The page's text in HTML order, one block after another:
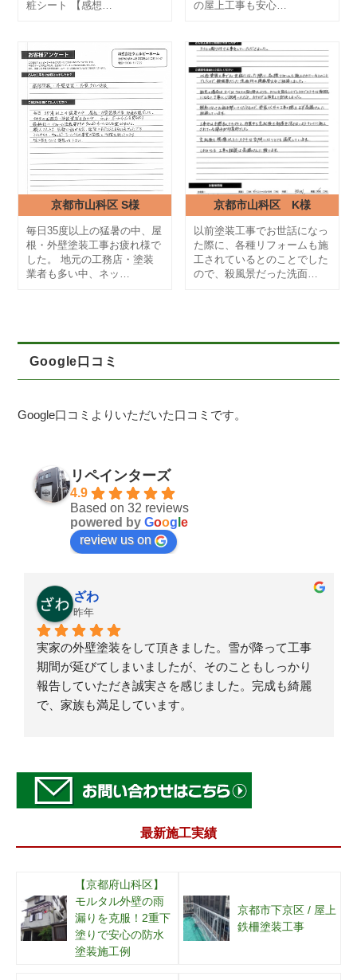
粧シート 【感想…
の屋上工事も安心…
京都市山科区 S様
毎日35度以上の猛暑の中、屋
根・外壁塗装工事お疲れ様で
した。 地元の工務店・塗装
業者も多い中、ネッ…
京都市山科区 K様
以前塗装工事でお世話になっ
た際に、各種リフォームも施
工されているとのことでした
ので、殺風景だった洗面…
Google口コミ
Google口コミよりいただいた口コミです。
リペインターズ
4.9
Based on 32 reviews
powered byGoog le
review us on
ざわ
昨年
実家の外壁塗装をして頂きました。雪が降って工事
期間が延びてしまいましたが、そのこともしっかり
報告していただき誠実さを感じました。完成も綺麗
で、家族も満足しています。
最新施工実績
【京都府山科区】
モルタル外壁の雨
漏りを克服！2重下
塗りで安心の防水
塗装施工例
京都市下京区 / 屋上
鉄柵塗装工事